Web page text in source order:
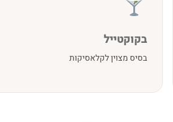
בקוקטייל
בסיס מצוין לקלאסיקות